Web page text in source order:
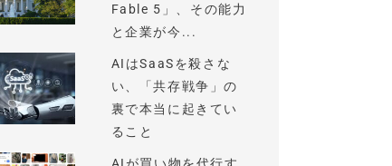
Fable 5」、その能力
と企業が今...
AIはSaaSを殺さな
い、「共存戦争」の
裏で本当に起きてい
ること